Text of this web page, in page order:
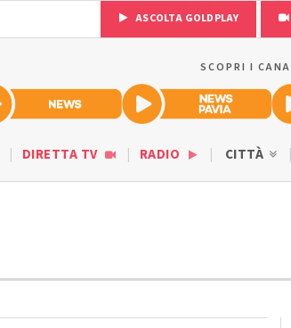
ASCOLTA GOLDPLAY
SCOPRI I
DIRETTA TV RADIO CITTÀ